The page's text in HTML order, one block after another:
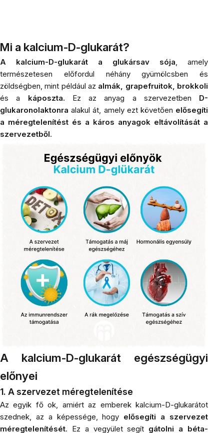
Mi a kalcium-D-glukarát?
A kalcium-D-glukarát a glukársav sója, amely
természetesen előfordul néhány gyümölcsben és
zöldségben, mint például az almák, grapefruitok, brokkoli
és a káposzta. Ez az anyag a szervezetben D-
glukaronolaktonra alakul át, amely ezt követően elősegíti
a méregtelenítést és a káros anyagok eltávolítását a
szervezetből.
A kalcium-D-glukarát egészségügyi
előnyei
1. A szervezet méregtelenítése
Az egyik fő ok, amiért az emberek kalcium-D-glukarátot
szednek, az a képessége, hogy elősegíti a szervezet
méregtelenítését. Ez a vegyület segít gátolni a béta-